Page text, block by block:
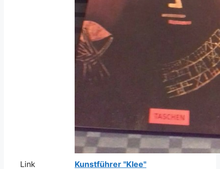
Link
Kunstführer "Klee"